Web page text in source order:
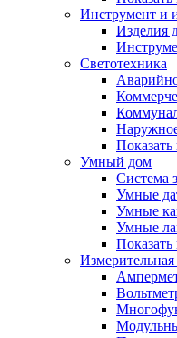
Инструмент и
Изделия
Светотехника
Показать
Умный дом
Система
Умные
Умные
Умные
Показать
Измерительная